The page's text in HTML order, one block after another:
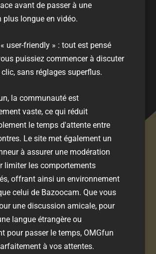
avant de passer à une
plus longue en vidéo.
user-friendly » : tout est pensé
puissiez commencer à discuter
sans réglages superflus.
la communauté est
vaste, ce qui réduit
le temps d'attente entre
Le site met également un
à assurer une modération
limiter les comportements
offrant ainsi un environnement
celui de Bazoocam. Que vous
une discussion amicale, pour
langue étrangère ou
pour passer le temps, OMGfun
à vos attentes.